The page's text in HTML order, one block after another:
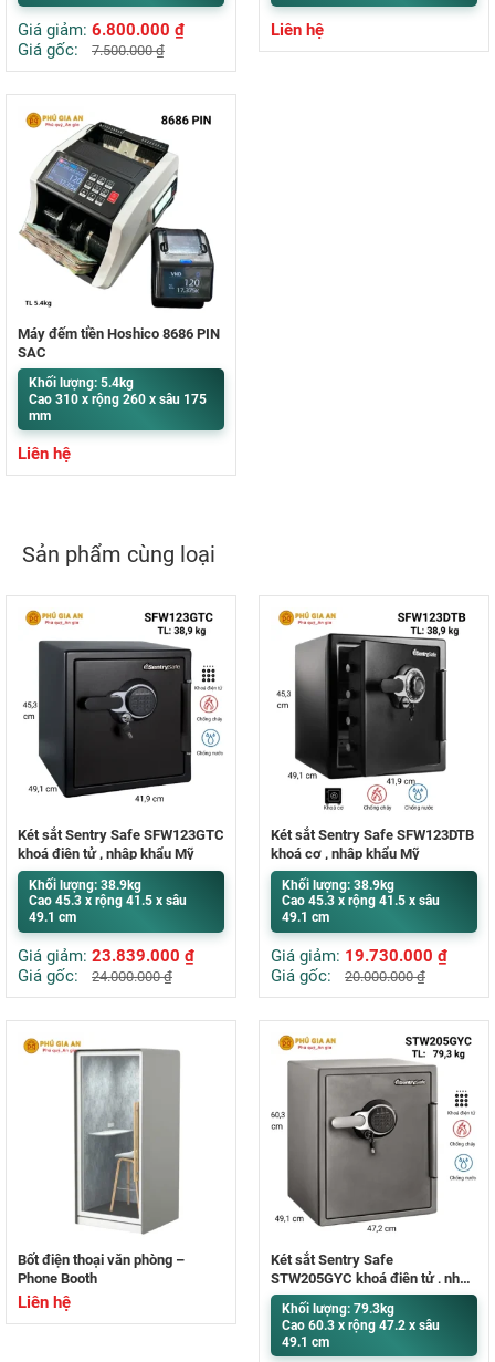
Giá giảm: 6.800.000 ₫
Giá gốc:
7.500.000₫
Liên hệ
Máy đếm tiền Hoshico 8686 PIN
SẠC
Khối lượng: 5.4kg
Cao 310 x rộng 260 x sâu 175
mm
Liên hệ
Sản phẩm cùng loại
Két sắt Sentry Safe SFW123GTC
khoá điện tử , nhập khẩu Mỹ
Khối lượng: 38.9kg
Cao 45.3 x rộng 41.5 x sâu
49.1 cm
Giá giảm: 23.839.000 ₫
Giá gốc:
24.000.000₫
Két sắt Sentry Safe SFW123DTB
khoá cơ , nhập khẩu Mỹ
Khối lượng: 38.9kg
Cao 45.3 x rộng 41.5 x sâu
49.1 cm
Giá giảm: 19.730.000 ₫
Giá gốc:
20.000.000₫
Bốt điện thoại văn phòng –
Phone Booth
Liên hệ
Két sắt Sentry Safe
STW205GYC khoá điện tử , nhập
khẩu Mỹ
Khối lượng: 79.3kg
Cao 60.3 x rộng 47.2 x sâu
49.1 cm